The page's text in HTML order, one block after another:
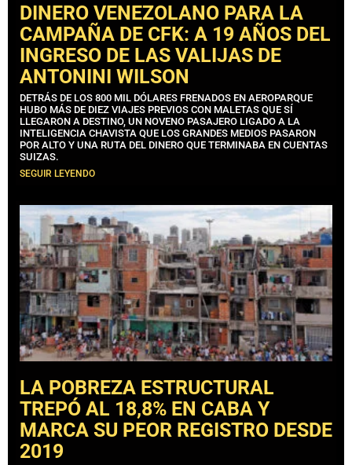
DINERO VENEZOLANO PARA LA
CAMPAÑA DE CFK: A 19 AÑOS DEL
INGRESO DE LAS VALIJAS DE
ANTONINI WILSON
DETRÁS DE LOS 800 MIL DÓLARES FRENADOS EN AEROPARQUE
HUBO MÁS DE DIEZ VIAJES PREVIOS CON MALETAS QUE SÍ
LLEGARON A DESTINO, UN NOVENO PASAJERO LIGADO A LA
INTELIGENCIA CHAVISTA QUE LOS GRANDES MEDIOS PASARON
POR ALTO Y UNA RUTA DEL DINERO QUE TERMINABA EN CUENTAS
SUIZAS.
SEGUIR LEYENDO
LA POBREZA ESTRUCTURAL
TREPÓ AL 18,8% EN CABA Y
MARCA SU PEOR REGISTRO DESDE
2019